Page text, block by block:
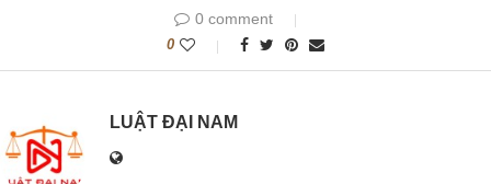
0 comment
0
LUẬT ĐẠI NAM